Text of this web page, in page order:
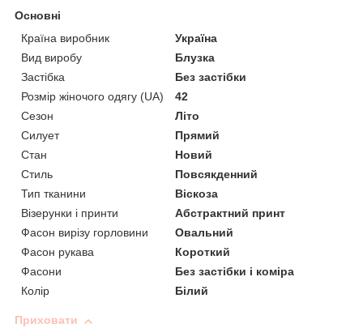
Основні
Країна виробник
Україна
Вид виробу
Блузка
Застібка
Без застібки
Розмір жіночого одягу (UA)
42
Сезон
Літо
Силует
Прямий
Стан
Новий
Стиль
Повсякденний
Тип тканини
Віскоза
Візерунки і принти
Абстрактний принт
Фасон вирізу горловини
Овальний
Фасон рукава
Короткий
Фасони
Без застібки і коміра
Колір
Білий
Приховати